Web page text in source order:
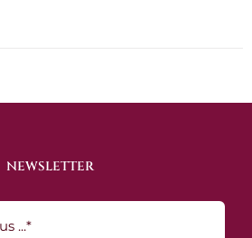
NEWSLETTER